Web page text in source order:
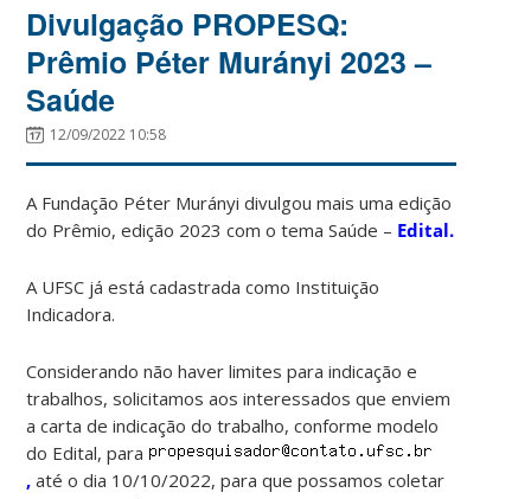
Divulgação PROPESQ:
Prêmio Péter Murányi 2023 –
Saúde
12/09/2022 10:58
A Fundação Péter Murányi divulgou mais uma edição
do Prêmio, edição 2023 com o tema Saúde – Edital.
A UFSC já está cadastrada como Instituição
Indicadora.
Considerando não haver limites para indicação e
trabalhos, solicitamos aos interessados que enviem
a carta de indicação do trabalho, conforme modelo
do Edital, para
, até o dia 10/10/2022, para que possamos coletar